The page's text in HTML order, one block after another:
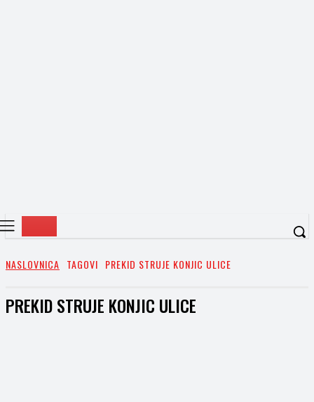
NASLOVNICA TAGOVI PREKID STRUJE KONJIC ULICE
PREKID STRUJE KONJIC ULICE